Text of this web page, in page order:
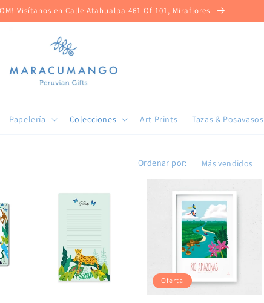
Visítanos en Calle Atahualpa 461 Of 101, Miraflores
Papelería Colecciones Art Prints Tazas & Posavasos
Ordenar por:
Oferta